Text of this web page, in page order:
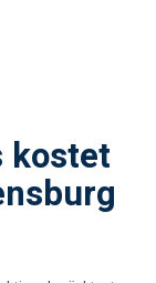
kostet